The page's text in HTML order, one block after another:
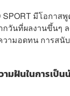
SPORT มีโอกา
วันที่ผลงานขึ้นๆ
วามอดทน การสนั
มฝันในการเป็